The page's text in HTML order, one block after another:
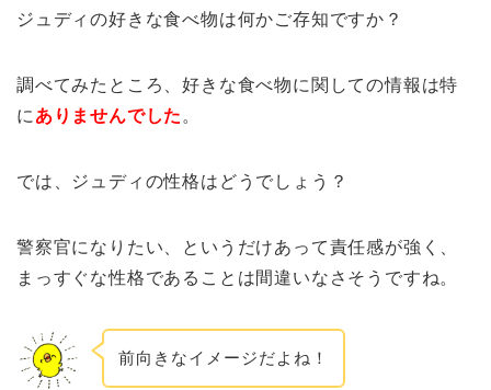
ジュディの好きな食べ物は何かご存知ですか？
調べてみたところ、好きな食べ物に関しての情報は特
に ありませんでした 。
では、ジュディの性格はどうでしょう？
警察官になりたい、というだけあって責任感が強く、
まっすぐな性格であることは間違いなさそうですね。
前向きなイメージだよね！